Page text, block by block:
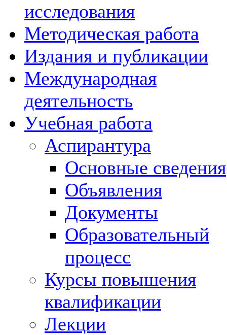
исследования
Методическая работа
Издания и публикации
Международная
деятельность
Учебная работа
Аспирантура
Основные сведения
Объявления
Документы
Образовательный
процесс
Курсы повышения
квалификации
Лекции